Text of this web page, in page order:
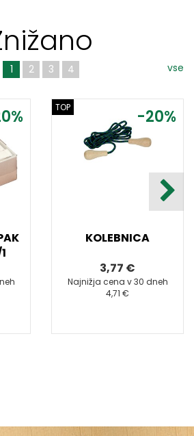
vse
1 2 3 4
-20%
TOP
KOLEBNICA
3,77 €
Najnižja cena v 30 dneh
4,71 €